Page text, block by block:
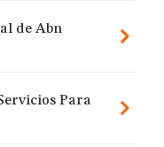
de Abn
Para